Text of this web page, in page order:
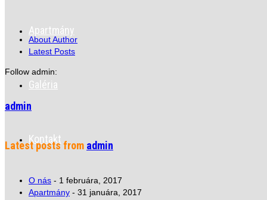
Apartmány
Galéria
Kontakt
About Author
Latest Posts
Follow admin:
admin
Latest posts from admin
O nás - 1 februára, 2017
Apartmány - 31 januára, 2017